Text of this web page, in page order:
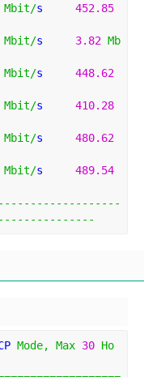
Mbit/s 452.85
Mbit/s 3.82 Mb
Mbit/s 448.62
Mbit/s 410.28
Mbit/s 480.62
Mbit/s 489.54
Mode, Max 30 Ho